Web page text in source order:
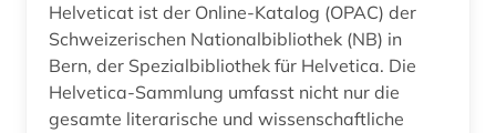
föderation bosnien und herzegowina (2)
galloromanistik (4)
geisteswissenschaften (1)
Skandinavien (1)
Slowakei (7)
Slowenien (6)
Helveticat ist der Online-Katalog (OPAC) der
Schweizerischen Nationalbibliothek (NB) in
Bern, der Spezialbibliothek für Helvetica. Die
Helvetica-Sammlung umfasst nicht nur die
gesamte literarische und wissenschaftliche